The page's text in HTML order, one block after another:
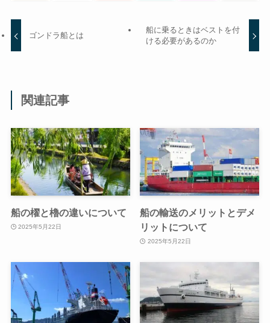
ゴンドラ船とは
船に乗るときはベストを付
ける必要があるのか
関連記事
船の櫂と櫓の違いについて
2025年5月22日
船の輸送のメリットとデメ
リットについて
2025年5月22日